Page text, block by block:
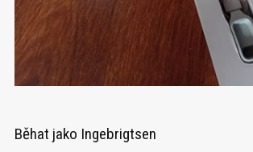
Běhat jako Ingebrigtsen